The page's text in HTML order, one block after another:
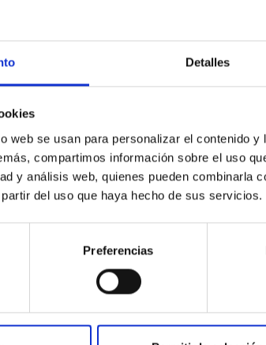
Detalles
web se usan para personalizar el contenido
compartimos información sobre el uso
y análisis web, quienes pueden combinarla
del uso que haya hecho de sus servicios.
Preferencias
un Ingeniero/a fuera de Convenio, en la
duración indefinida y que tendrá, entre
validación, puesta en funcionamiento y
para comunicaciones ópticas en espacio
comunicaciones ópticas en espacio libre,